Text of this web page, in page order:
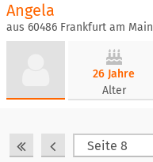
Angela
aus 60486 Frankfurt am Main
26 Jahre
Alter